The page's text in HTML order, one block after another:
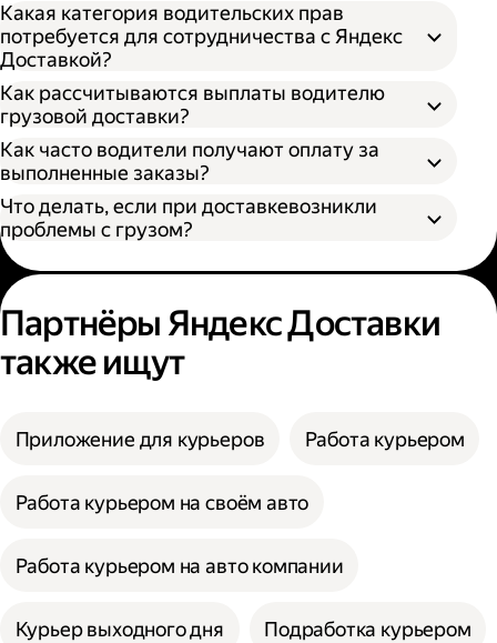
S — от 170 × 100 × 90 см
M — от 260 × 130 × 150 см
L — от 380 × 180 × 180 см
XL — от 400 × 190 × 200 см
Какая категория водительских прав
потребуется для сотрудничества с Яндекс
Доставкой?
Как рассчитываются выплаты водителю
грузовой доставки?
Как часто водители получают оплату за
выполненные заказы?
Что делать, если при доставкевозникли
проблемы с грузом?
Партнёры Яндекс Доставки
также ищут
Приложение для курьеров Работа курьером
Работа курьером на своём авто
Работа курьером на авто компании
Курьер выходного дня Подработка курьером